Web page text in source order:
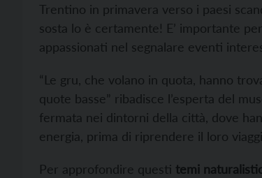
Trentino in primavera verso i paesi
sosta lo è certamente! E’ importante
appassionati nel segnalare eventi
“Le gru, che volano in quota, hanno
quote basse” ribadisce l’esperta del
fermata nei dintorni della città, dove
energia, prima di riprendere il loro
Per approfondire questi temi